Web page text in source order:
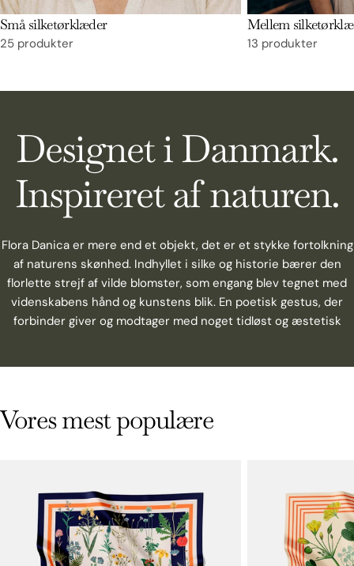
Små silketørklæder
25 produkter
Mellem
13 produkter
Designet i Danmark.
Inspireret af naturen.
Flora Danica er mere end et objekt, det er et stykke fortolkning
af naturens skønhed. Indhyllet i silke og historie bærer den
florlette strejf af vilde blomster, som engang blev tegnet med
videnskabens hånd og kunstens blik. En poetisk gestus, der
forbinder giver og modtager med noget tidløst og æstetisk
Vores mest populære